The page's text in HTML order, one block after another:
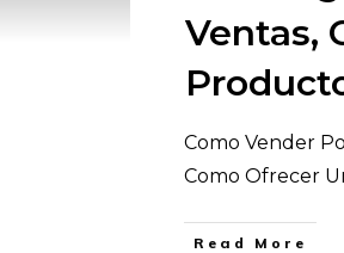
Ventas,
Como Vender
Como Ofrecer
​Read More